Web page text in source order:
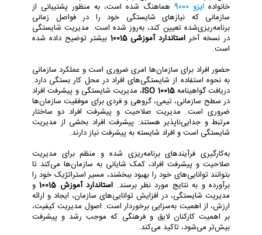
خانواده ایزو 9000
هماهنگ شده است، به منظور پشتیبانی از
سازمانی که نیازهای شایستگی خود را در فواصل زمانی
برنامه‌ریزی‌شده تعیین کند، به‌روز شده است. مدیریت شایستگی
در نسخه آخر استاندارد آموزشی 10015
بیشتر توضیح داده شده
است.
حضور افراد برای سازمان‌ها امری ضروری است و عملکرد سازمانی
به نحوه استفاده از شایستگی‌های افراد در محل کار بستگی دارد.
دریافت گواهینامهISO 10015، مدیریت شایستگی و پیشرفت افراد
در سطح سازمانی، تیمی، گروهی و فردی برای موفقیت سازمان‌ها
ضروری است. مدیریت صلاحیت و پیشرفت افراد دو ساختار
مرتبط و جدایی‌ناپذیر هستند: پیشرفت افراد بخشی از مدیریت
شایستگی است و افراد شایسته به پیشرفت نیاز دارند.
به‌کارگیری فرآیندهای برنامه‌ریزی شده و منظم برای مدیریت
صلاحیت و پیشرفت افراد، کمک شایانی به سازمان‌ها می‌کند تا
بتوانند توانایی‌های خود را بهبود ببخشند، مسیر استراتژیک خود را
برآورده و به نتایج مورد نظر برسند. استاندارد آموزش 10015
و
مدیریت شایستگی، در افزایش توانایی‌های سازمان، ایجاد و ارائه
ارزش، از اهمیت به‌سزایی برخوردار است. اصول مدیریت کیفیت،
بر اهمیت کارکنان لایق و فرهنگی که موجب رشد و پیشرفت
بیش‌تر می‌شود، تاکید می‌کند.